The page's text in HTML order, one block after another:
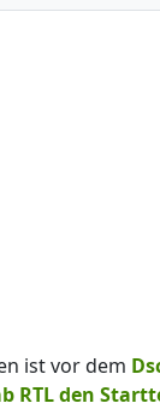
ist vor dem
RTL den